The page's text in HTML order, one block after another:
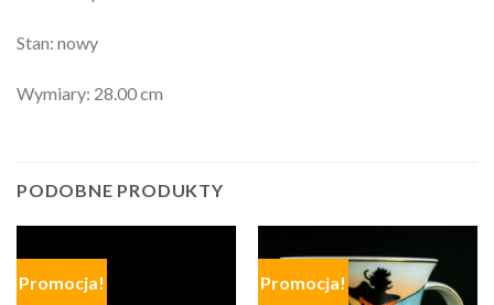
Stan: nowy
Wymiary: 28.00 cm
PODOBNE PRODUKTY
Promocja! Promocja!